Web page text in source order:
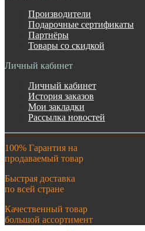
Производители
Подарочные сертификаты
Партнёры
Товары со скидкой
Личный кабинет
Личный кабинет
История заказов
Мои закладки
Рассылка новостей
100% Гарантия на
продаваемый товар
Быстрая доставка
по всей стране
Качественный товар
большой ассортимент